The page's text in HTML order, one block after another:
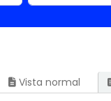
Vista normal